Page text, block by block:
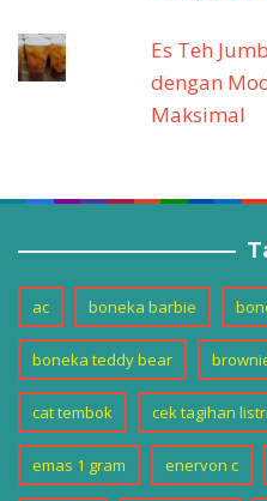
Es Teh
dengan
Maksimal
ac boneka barbie
boneka teddy bear
cat tembok cek tagihan
emas 1 gram enervon c